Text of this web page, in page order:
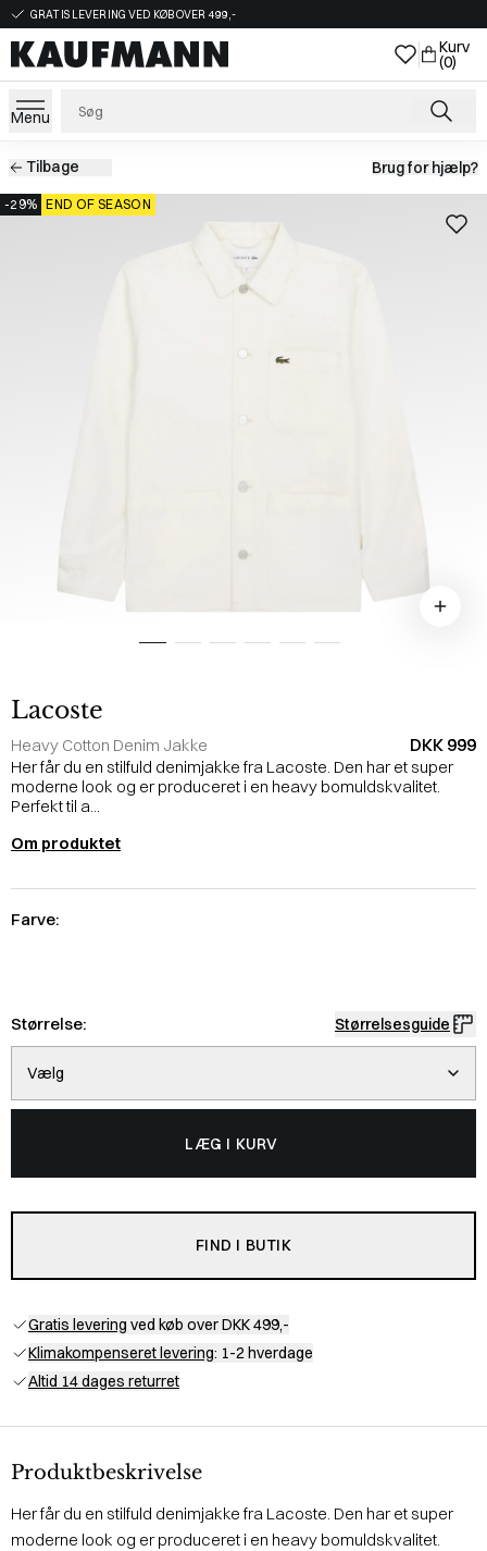
GRATIS LEVERING VED KØB OVER 499,-
Kurv
(0)
Menu
Tilbage Brug for hjælp?
-29% END OF SEASON
Lacoste
Heavy Cotton Denim Jakke DKK 999
Her får du en stilfuld denimjakke fra Lacoste. Den har et super
moderne look og er produceret i en heavy bomuldskvalitet.
Perfekt til a...
Om produktet
Farve:
Størrelse: Størrelsesguide
Vælg
LÆG I KURV
FIND I BUTIK
Gratis levering ved køb over DKK 499,-
Klimakompenseret levering: 1-2 hverdage
Altid 14 dages returret
Produktbeskrivelse
Her får du en stilfuld denimjakke fra Lacoste. Den har et super
moderne look og er produceret i en heavy bomuldskvalitet.